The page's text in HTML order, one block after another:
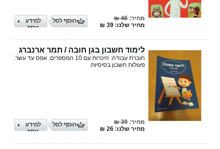
מחיר:46 ₪
מחיר שלנו: 39 ₪
למידע
נוסף
הוסף לסל
לימוד חשבון בגן חובה / תמר ארנברג
חוברת עבודה: היכרות עם 10 המספרים. אפס עד עשר.
פעולות חשבון בסיסיות.
מחיר:39 ₪
מחיר שלנו: 26 ₪
למידע
נוסף
הוסף לסל